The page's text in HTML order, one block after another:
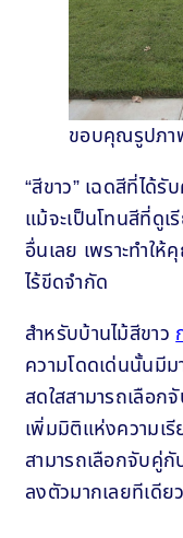
ขอบคุณรูปภ
“สีขาว” เฉดสีที่ได้
แม้จะเป็นโทนสีที่ดู
อื่นเลย เพราะทำใ
ไร้ขีดจำกัด
สำหรับบ้านไม้สีขาว
ความโดดเด่นนั้นมี
สดใสสามารถเลือ
เพิ่มมิติแห่งความเ
สามารถเลือกจับคู่
ลงตัวมากเลยทีเดียว